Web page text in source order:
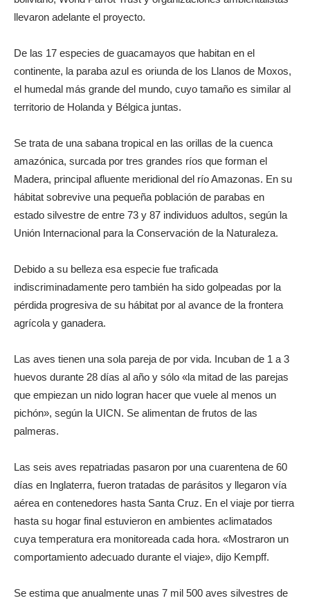
llevaron adelante el proyecto.
De las 17 especies de guacamayos que habitan en el
continente, la paraba azul es oriunda de los Llanos de Moxos,
el humedal más grande del mundo, cuyo tamaño es similar al
territorio de Holanda y Bélgica juntas.
Se trata de una sabana tropical en las orillas de la cuenca
amazónica, surcada por tres grandes ríos que forman el
Madera, principal afluente meridional del río Amazonas. En su
hábitat sobrevive una pequeña población de parabas en
estado silvestre de entre 73 y 87 individuos adultos, según la
Unión Internacional para la Conservación de la Naturaleza.
Debido a su belleza esa especie fue traficada
indiscriminadamente pero también ha sido golpeadas por la
pérdida progresiva de su hábitat por al avance de la frontera
agrícola y ganadera.
Las aves tienen una sola pareja de por vida. Incuban de 1 a 3
huevos durante 28 días al año y sólo «la mitad de las parejas
que empiezan un nido logran hacer que vuele al menos un
pichón», según la UICN. Se alimentan de frutos de las
palmeras.
Las seis aves repatriadas pasaron por una cuarentena de 60
días en Inglaterra, fueron tratadas de parásitos y llegaron vía
aérea en contenedores hasta Santa Cruz. En el viaje por tierra
hasta su hogar final estuvieron en ambientes aclimatados
cuya temperatura era monitoreada cada hora. «Mostraron un
comportamiento adecuado durante el viaje», dijo Kempff.
Se estima que anualmente unas 7 mil 500 aves silvestres de